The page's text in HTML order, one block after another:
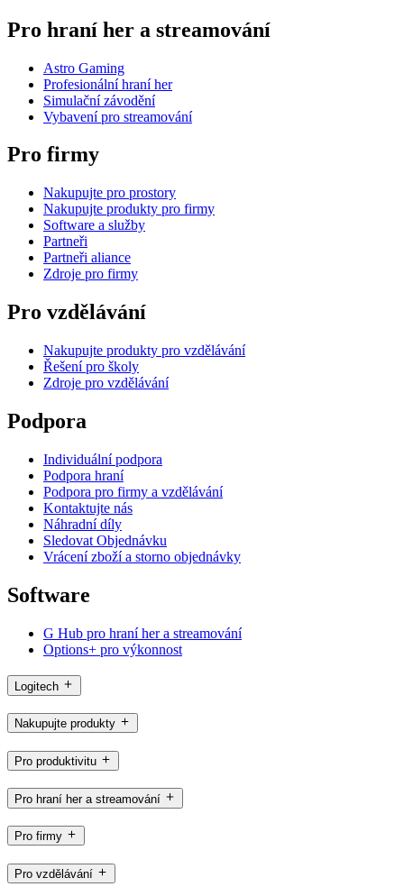
Pro hraní her a streamování
Astro Gaming
Profesionální hraní her
Simulační závodění
Vybavení pro streamování
Pro firmy
Nakupujte pro prostory
Nakupujte produkty pro firmy
Software a služby
Partneři
Partneři aliance
Zdroje pro firmy
Pro vzdělávání
Nakupujte produkty pro vzdělávání
Řešení pro školy
Zdroje pro vzdělávání
Podpora
Individuální podpora
Podpora hraní
Podpora pro firmy a vzdělávání
Kontaktujte nás
Náhradní díly
Sledovat Objednávku
Vrácení zboží a storno objednávky
Software
G Hub pro hraní her a streamování
Options+ pro výkonnost
Logitech
Nakupujte produkty
Pro produktivitu
Pro hraní her a streamování
Pro firmy
Pro vzdělávání